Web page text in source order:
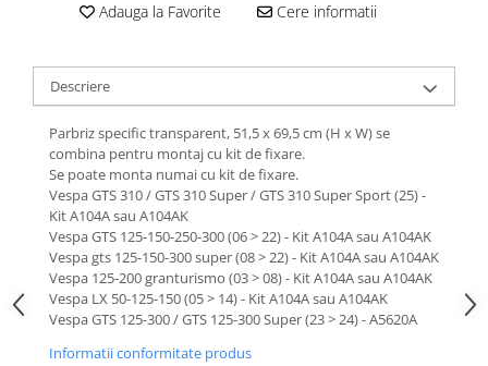
Adauga la Favorite Cere informatii
Descriere
Parbriz specific transparent, 51,5 x 69,5 cm (H x W) se
combina pentru montaj cu kit de fixare.
Se poate monta numai cu kit de fixare.
Vespa GTS 310 / GTS 310 Super / GTS 310 Super Sport (25) -
Kit A104A sau A104AK
Vespa GTS 125-150-250-300 (06 > 22) - Kit A104A sau A104AK
Vespa gts 125-150-300 super (08 > 22) - Kit A104A sau A104AK
Vespa 125-200 granturismo (03 > 08) - Kit A104A sau A104AK
Vespa LX 50-125-150 (05 > 14) - Kit A104A sau A104AK
Vespa GTS 125-300 / GTS 125-300 Super (23 > 24) - A5620A
Informatii conformitate produs